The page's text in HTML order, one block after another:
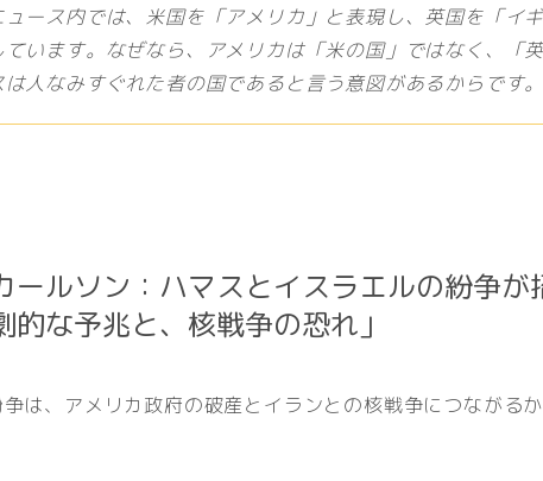
ース内では、米国を「アメリカ」と表現し、英国を「イ
ています。なぜなら、アメリカは「米の国」ではなく、「
人なみすぐれた者の国であると言う意図があるからです。
ールソン：ハマスとイスラエルの紛争が
的な予兆と、核戦争の恐れ」
は、アメリカ政府の破産とイランとの核戦争につながる